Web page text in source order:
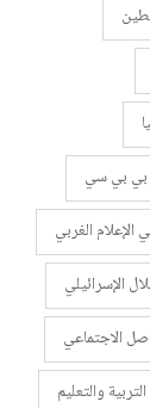
بي بي سي
الغربي
الإسرائيلي
الاجتماعي
التربية والتعليم